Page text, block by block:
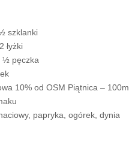
szklanki
łyżki
½ pęczka
10% od OSM Piątnica – 100ml
papryka, ogórek, dynia